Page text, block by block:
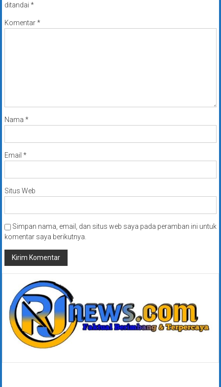
ditandai *
Komentar*
Nama *
Email *
Situs Web
Simpan nama, email, dan situs web saya pada peramban ini untuk
komentar saya berikutnya.